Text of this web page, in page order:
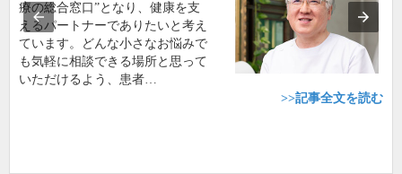
療の総合窓口”となり、健康を支
えるパートナーでありたいと考え
ています。どんな小さなお悩みで
も気軽に相談できる場所と思って
いただけるよう、患者…
>>記事全文を読む